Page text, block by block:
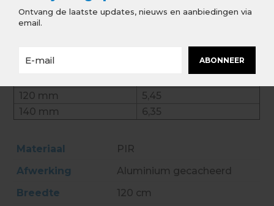
Ontvang de laatste updates, nieuws en aanbiedingen via
email.
ABONNEER
60 mm
2,70
90 mm
120 mm
5,45
140 mm
6,35
Materiaal
PIR
Afwerking
Aluminium gecacheerd
Breedte
120 cm